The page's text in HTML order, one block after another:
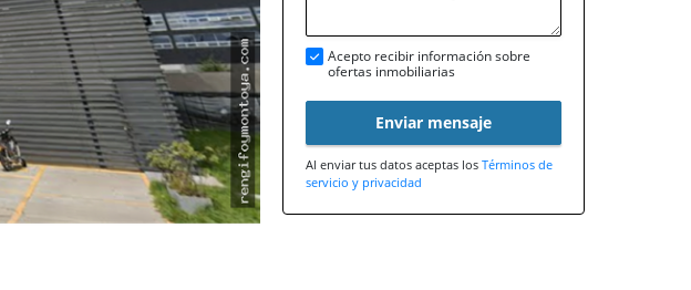
Acepto recibir información sobre
ofertas inmobiliarias
Enviar mensaje
Al enviar tus datos aceptas los Términos de
servicio y privacidad